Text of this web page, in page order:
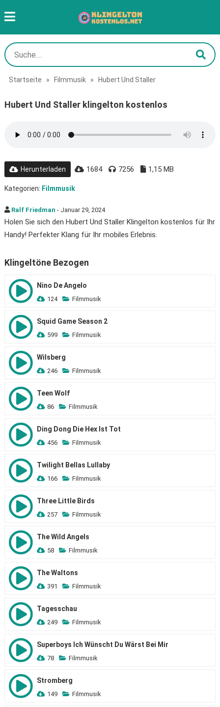
Startseite » Filmmusik » Hubert Und Staller
Hubert Und Staller klingelton kostenlos
Herunterladen 1684 7256 1,15 MB
Kategorien: Filmmusik
Ralf Friedman - Januar 29, 2024
Holen Sie sich den Hubert Und Staller Klingelton kostenlos für Ihr
Handy! Perfekter Klang für Ihr mobiles Erlebnis.
Klingeltöne Bezogen
Nino De Angelo
124 Filmmusik
Squid Game Season 2
599 Filmmusik
Wilsberg
246 Filmmusik
Teen Wolf
86 Filmmusik
Ding Dong Die Hex Ist Tot
456 Filmmusik
Twilight Bellas Lullaby
166 Filmmusik
Three Little Birds
257 Filmmusik
The Wild Angels
58 Filmmusik
The Waltons
391 Filmmusik
Tagesschau
249 Filmmusik
Superboys Ich Wünscht Du Wärst Bei Mir
78 Filmmusik
Stromberg
149 Filmmusik